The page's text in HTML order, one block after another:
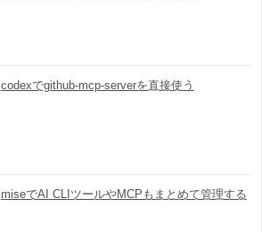
codexでgithub-mcp-serverを直接使う
miseでAI CLIツールやMCPもまとめて管理する